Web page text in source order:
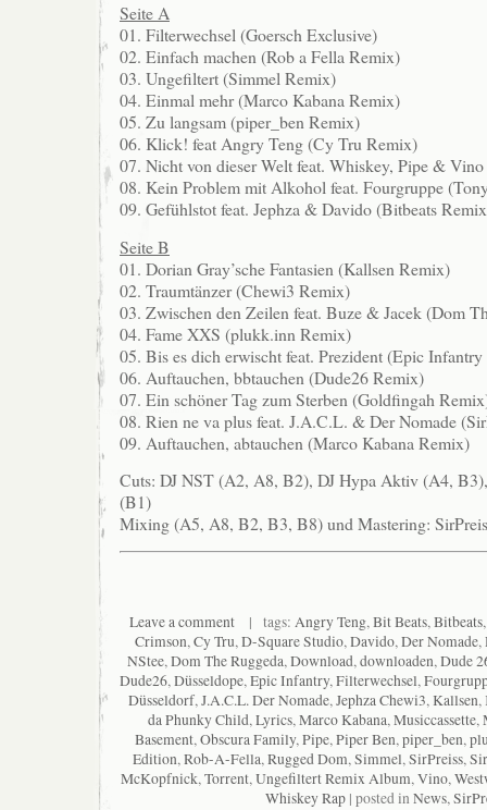
Seite A
01. Filterwechsel (Goersch Exclusive)
02. Einfach machen (Rob a Fella Remix)
03. Ungefiltert (Simmel Remix)
04. Einmal mehr (Marco Kabana Remix)
05. Zu langsam (piper_ben Remix)
06. Klick! feat Angry Teng (Cy Tru Remix)
07. Nicht von dieser Welt feat. Whiskey, Pipe &
08. Kein Problem mit Alkohol feat. Fourgruppe
09. Gefühlstot feat. Jephza & Davido (Bitbeats
Seite B
01. Dorian Gray’sche Fantasien (Kallsen Remix)
02. Traumtänzer (Chewi3 Remix)
03. Zwischen den Zeilen feat. Buze & Jacek (Dom
04. Fame XXS (plukk.inn Remix)
05. Bis es dich erwischt feat. Prezident (Epic
06. Auftauchen, bbtauchen (Dude26 Remix)
07. Ein schöner Tag zum Sterben (Goldfingah
08. Rien ne va plus feat. J.A.C.L. & Der Nomade
09. Auftauchen, abtauchen (Marco Kabana Remix)
Cuts: DJ NST (A2, A8, B2), DJ Hypa Aktiv (A4,
(B1)
Mixing (A5, A8, B2, B3, B8) und Mastering:
Leave a comment | tags: Angry Teng,Bit Beats,Bitbeats
Crimson,Cy Tru,D-Square Studio,Davido,Der Nomade,
NStee,Dom The Ruggeda,Download,downloaden,Dude
Dude26,Düsseldope,Epic Infantry,Filterwechsel,
Düsseldorf,J.A.C.L. Der Nomade,Jephza Chewi3,Kallsen,
da Phunky Child,Lyrics,Marco Kabana,Musiccassette,
Basement,Obscura Family,Pipe,Piper Ben,piper_ben,
Edition,Rob-A-Fella,Rugged Dom,Simmel,SirPreiss,
McKopfnick,Torrent,Ungefiltert Remix Album,Vino,
Whiskey Rap| posted inNews,